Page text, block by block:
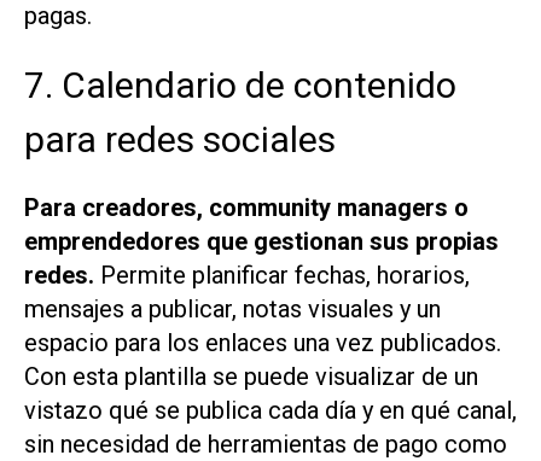
pagas.
7. Calendario de contenido
para redes sociales
Para creadores, community managers o
emprendedores que gestionan sus propias
redes. Permite planificar fechas, horarios,
mensajes a publicar, notas visuales y un
espacio para los enlaces una vez publicados.
Con esta plantilla se puede visualizar de un
vistazo qué se publica cada día y en qué canal,
sin necesidad de herramientas de pago como